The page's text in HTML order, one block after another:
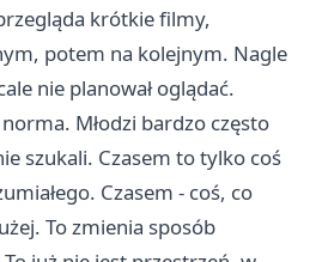
krótkie filmy,
potem na kolejnym. Nagle
nie planował oglądać.
Młodzi bardzo często
szukali. Czasem to tylko coś
Czasem - coś, co
To zmienia sposób